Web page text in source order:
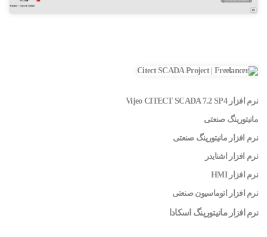
نرم افزار Vijeo CITECT SCADA 7.2 SP4
مانیتورینگ صنعتی
نرم افزار مانیتورینگ صنعتی
نرم افزار اشنایدر
نرم افزار HMI
نرم افزار اتوماسیون صنعتی
نرم افزارمانیتورینگ اسکادا